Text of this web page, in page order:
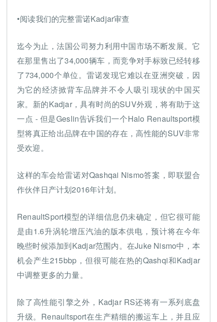
•阅读我们的完整雷诺Kadjar审查
迄今为止，法国公司努力利用中国市场不断发展。它
在那里售出了34,000辆车，而竞争对手标致已经转移
了734,000个单位。雷诺发现它难以在亚洲突破，因
为它的经济掀背车品牌并不令人吸引现状的中国买
家。新的Kadjar，具有时尚的SUV外观，将有助于这
一点 - 但是Geslin告诉我们一个Halo Renaultsport模
型将真正给出品牌在中国的存在，高性能的SUV非常
受欢迎。
这样的车会给雷诺对Qashqai Nismo答案，即联盟合
作伙伴日产计划2016年计划。
RenaultSport模型的详细信息仍未确定，但它很可能
是由1.6升涡轮增压汽油的版本供电，预计将在今年
晚些时候添加到Kadjar范围内。在Juke Nismo中，本
机会产生215bbp，但很可能在热的Qashqi和Kadjar
中调整更多的力量。
除了高性能引擎之外，Kadjar RS还将有一系列底盘
升级。Renaultsport在生产精细的搬运车上，并且应